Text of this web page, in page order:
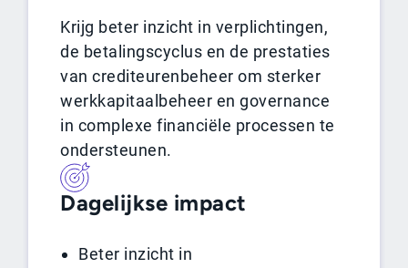
Krijg beter inzicht in verplichtingen,
de betalingscyclus en de prestaties
van crediteurenbeheer om sterker
werkkapitaalbeheer en governance
in complexe financiële processen te
ondersteunen.
Dagelijkse impact
Beter inzicht in